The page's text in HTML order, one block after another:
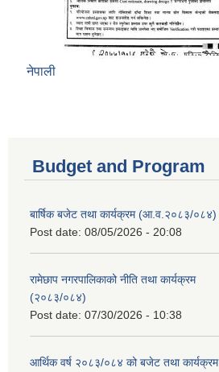
नेपाली
Budget and Program
बार्षिक बजेट तथा कार्यक्रम (आ.व.२०८३/०८४)
Post date: 08/05/2026 - 20:08
रामेछाप नगरपालिकाको नीति तथा कार्यक्रम
(२०८३/०८४)
Post date: 07/30/2026 - 10:38
आर्थिक वर्ष २०८३/०८४ को बजेट तथा कार्यक्रम